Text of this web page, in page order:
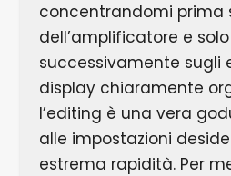
concentrandomi prima
dell’amplificatore e solo
successivamente sugli
display chiaramente
l’editing è una vera
alle impostazioni
estrema rapidità. Per